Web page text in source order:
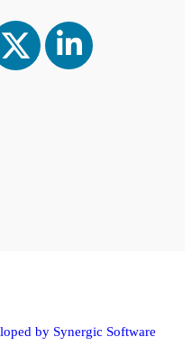
by Synergic Software